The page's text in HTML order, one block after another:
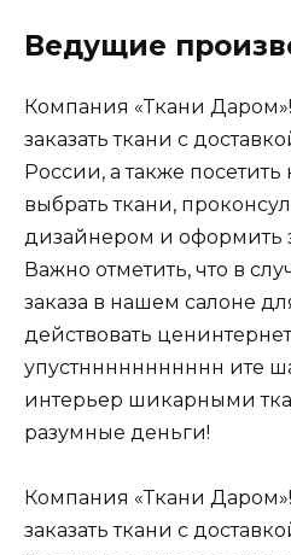
Ведущие
Компания «Ткани
заказать ткани с
России, а также
выбрать ткани,
дизайнером и оформить
Важно отметить, что в
заказа в нашем салоне
действовать
упустннннннннннн ите
интерьер шикарными
разумные деньги!
Компания «Ткани
заказать ткани с